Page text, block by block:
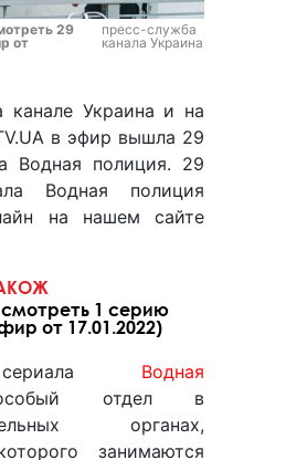
29
от
пресс-служба
канала Украина
канале Украина и на
в эфир вышла 29
Водная полиция. 29
Водная полиция
на нашем сайте
1 серию
от 17.01.2022)
Водная
отдел в
органах,
занимаются